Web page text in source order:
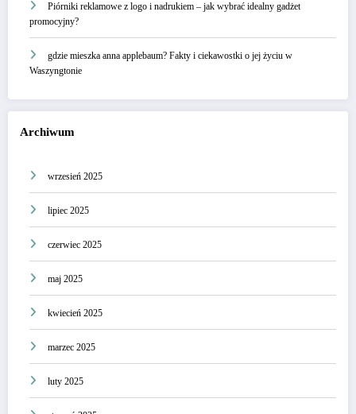
Piórniki reklamowe z logo i nadrukiem – jak wybrać idealny gadżet
promocyjny?
gdzie mieszka anna applebaum? Fakty i ciekawostki o jej życiu w
Waszyngtonie
Archiwum
wrzesień 2025
lipiec 2025
czerwiec 2025
maj 2025
kwiecień 2025
marzec 2025
luty 2025